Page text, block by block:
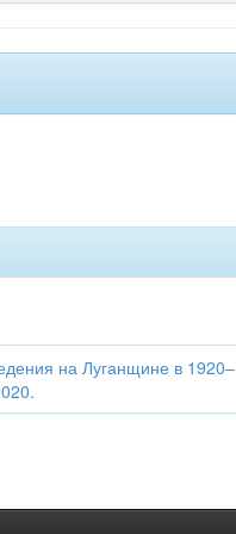
на Луганщине в 1920–